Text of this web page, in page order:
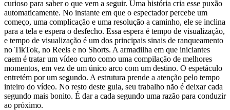
curioso para saber o que vem a seguir. Uma história cria esse puxão
automaticamente. No instante em que o espectador percebe um
começo, uma complicação e uma resolução a caminho, ele se inclina
para a tela e espera o desfecho. Essa espera é tempo de visualização,
e tempo de visualização é um dos principais sinais de ranqueamento
no TikTok, no Reels e no Shorts. A armadilha em que iniciantes
caem é tratar um vídeo curto como uma compilação de melhores
momentos, em vez de um único arco com um destino. O espetáculo
entretém por um segundo. A estrutura prende a atenção pelo tempo
inteiro do vídeo. No resto deste guia, seu trabalho não é deixar cada
segundo mais bonito. É dar a cada segundo uma razão para conduzir
ao próximo.